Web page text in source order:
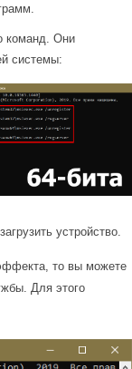
команд. Они
системы:
устройство.
то вы можете
Для этого